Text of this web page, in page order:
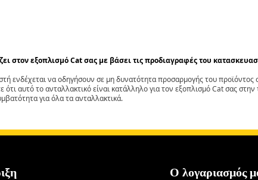
στον εξοπλισμό Cat σας με βάσει τις προδιαγραφές του
ενδέχεται να οδηγήσουν σε μη δυνατότητα προσαρμογής του προϊόντος
αυτό το ανταλλακτικό είναι κατάλληλο για τον εξοπλισμό Cat σας
για όλα τα ανταλλακτικά.
Ο λογαριασμός